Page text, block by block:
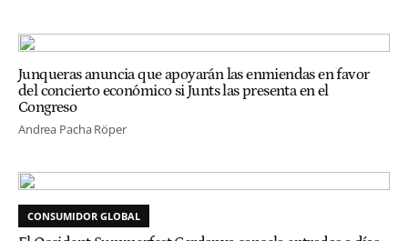
Junqueras anuncia que apoyarán las enmiendas en favor
del concierto económico si Junts las presenta en el
Congreso
Andrea Pacha Röper
CONSUMIDOR GLOBAL